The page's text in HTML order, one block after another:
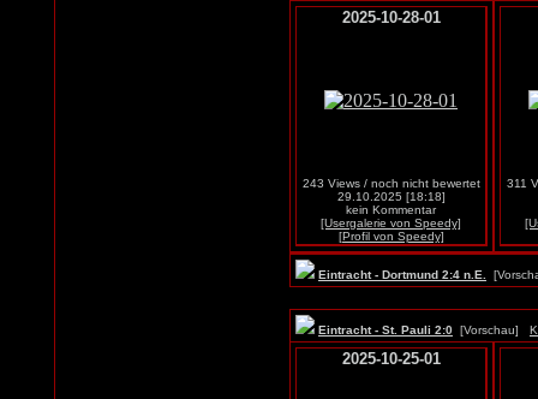
2025-10-28-01
243 Views / noch nicht bewertet
29.10.2025 [18:18]
kein Kommentar
[Usergalerie von Speedy]
[Profil von Speedy]
311
Eintracht - Dortmund 2:4 n.E.
Eintracht - St. Pauli 2:0 [Vorschau]
2025-10-25-01